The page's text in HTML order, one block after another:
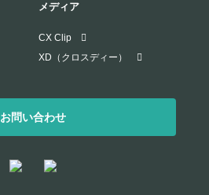
メディア
CX Clip
XD（クロスディー）
お問い合わせ